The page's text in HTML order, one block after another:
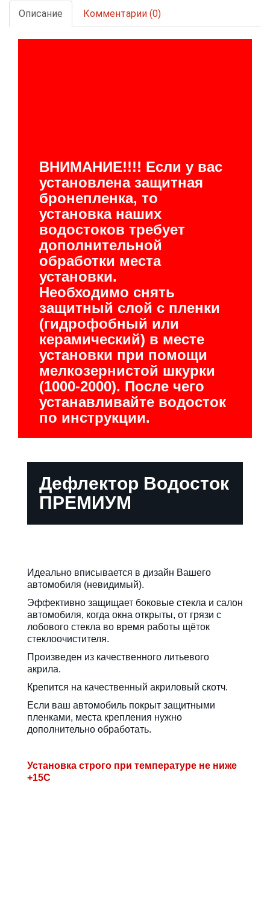
Описание Комментарии (0)
ВНИМАНИЕ!!!! Если у вас
установлена защитная
бронепленка, то
установка наших
водостоков требует
дополнительной
обработки места
установки.
Необходимо снять
защитный слой с пленки
(гидрофобный или
керамический) в месте
установки при помощи
мелкозернистой шкурки
(1000-2000). После чего
устанавливайте водосток
по инструкции.
Дефлектор Водосток
ПРЕМИУМ
Идеально вписывается в дизайн Вашего
автомобиля (невидимый).
Эффективно защищает боковые стекла и салон
автомобиля, когда окна открыты, от грязи с
лобового стекла во время работы щёток
стеклоочистителя.
Произведен из качественного литьевого
акрила.
Крепится на качественный акриловый скотч.
Если ваш автомобиль покрыт защитными
пленками, места крепления нужно
дополнительно обработать.
Установка строго при температуре не ниже
+15С